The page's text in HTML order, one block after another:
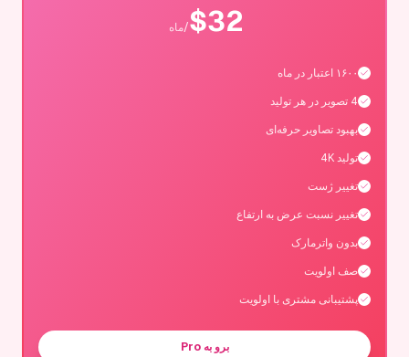
$32 /ماه
۱۶۰۰ اعتبار در ماه
4 تصویر در هر تولید
بهبود تصاویر حرفه‌ای
تولید 4K
تغییر ژست
تغییر نسبت عرض به ارتفاع
بدون واترمارک
صف اولویت
پشتیبانی مشتری با اولویت
برو به Pro